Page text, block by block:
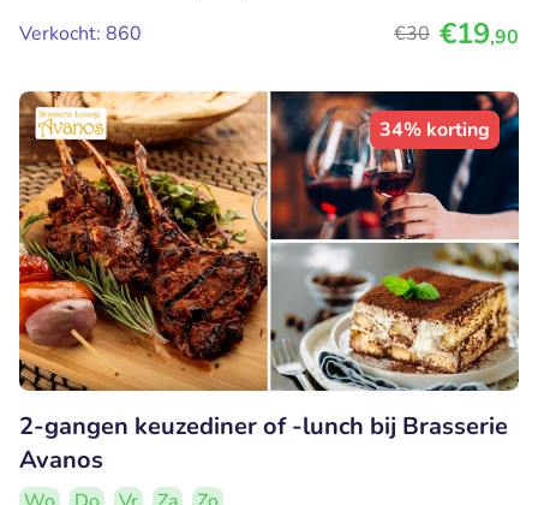
Verkocht: 860
€30 €19,90
34% korting
2-gangen keuzediner of -lunch bij Brasserie
Avanos